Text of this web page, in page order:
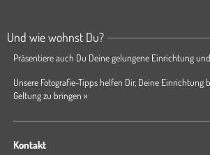
Und wie wohnst Du?
Präsentiere auch Du Deine gelungene Einrichtung
Unsere Fotografie-Tipps helfen Dir, Deine Einrichtung
Geltung zu bringen »
Kontakt